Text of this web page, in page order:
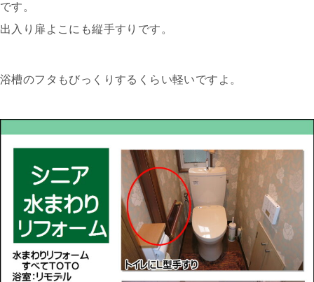
です。
出入り扉よこにも縦手すりです。
浴槽のフタもびっくりするくらい軽いですよ。